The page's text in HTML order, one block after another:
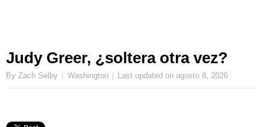
Judy Greer, ¿soltera otra vez?
By Zach Selby Washington Last updated onagosto 8, 2026